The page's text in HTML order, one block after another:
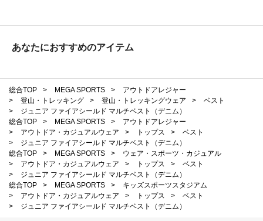
あなたにおすすめのアイテム
総合TOP > MEGA SPORTS >
アウトドアレジャー
>
登山・トレッキング > 登山・トレッキングウェア >
ベスト
>
ジュニア ファイアシールド マルチベスト（デニム）
総合TOP
> MEGA SPORTS >
アウトドアレジャー
>
アウトドア・カジュアルウェア > トップス >
ベスト
>
ジュニア ファイアシールド マルチベスト（デニム）
総合TOP
> MEGA SPORTS >
ウェア・スポーツ・カジュアル
>
アウトドア・カジュアルウェア > トップス >
ベスト
>
ジュニア ファイアシールド マルチベスト（デニム）
総合TOP
> MEGA SPORTS >
キッズスポーツスタジアム
>
アウトドア・カジュアルウェア > トップス >
ベスト
>
ジュニア ファイアシールド マルチベスト（デニム）